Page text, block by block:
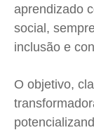
aprendizado
social,
inclusão e
O objetivo,